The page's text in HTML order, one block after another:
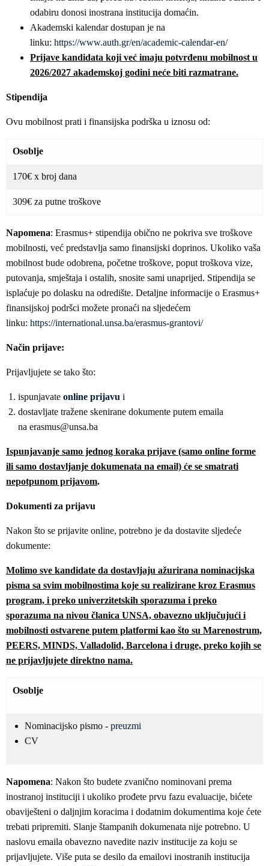
odabiru donosi inostrana institucija domaćin.
Akademski kalendar dostupan je na
linku: https://www.auth.gr/en/academic-calendar-en/
Prijave kandidata koji već imaju potvrđenu mobilnost u
2026/2027 akademskoj godini neće biti razmatrane.
Stipendija
Ovu mobilnost prati i finansijska podrška u iznosu od:
Osoblje
170€ x broj dana
309€ za putne troškove
Napomena: Erasmus+ stipendija obično ne pokriva sve troškove
mobilnosti, već predstavlja samo finansijski doprinos. Ukoliko vaša
mobilnost bude odobrena, početne troškove, poput troškova vize,
putovanja, smještaja i ostalih, snosite sami unaprijed. Stipendija se
isplaćuje po dolasku na odredište. Detaljne informacije o Erasmus+
finansijskoj podršci možete pronaći na sljedećem
linku: https://international.unsa.ba/erasmus-grantovi/
Način prijave:
Prijavljujete se tako što:
ispunjavate online prijavu i
dostavljate tražene skenirane dokumente putem emaila
na erasmus@unsa.ba
Ispunjavanje samo jednog koraka prijave (samo online forme
ili samo dostavljanje dokumenata na email) će se smatrati
nepotpunom prijavom.
Dokumenti za prijavu
Nakon što se prijavite online, potrebno je da dostavite sljedeće
dokumente:
Molimo sve kandidate da dostavljaju ažurirana nominacijska
pisma sa svim mobilnostima koje su realizirane kroz Erasmus
program, i preko univerzitetskih sporazuma i preko
sporazuma na nivou članica UNSA, obavezno uključujući i
mobilnosti ostvarene putem platformi kao što su Marenostrum,
PEERS, MINDS, Valladolid, Barcelona i druge, preko kojih se
ne prijavljujete direktno nama.
Osoblje
Nominacijsko pismo - preuzmi
CV
Napomena: Nakon što budete zvanično nominovani prema
inostranoj instituciji i ukoliko prođete prvu fazu evaluacije, bićete
obaviješteni o daljnjim koracima i dodatnim dokumentima koje ćete
trebati pripremiti. Slanje štampanih dokumenata nije potrebno. U
naslovu emaila obavezno navedite naziv institucije za koju se
prijavljujete. Više puta se desilo da emailovi inostranih institucija